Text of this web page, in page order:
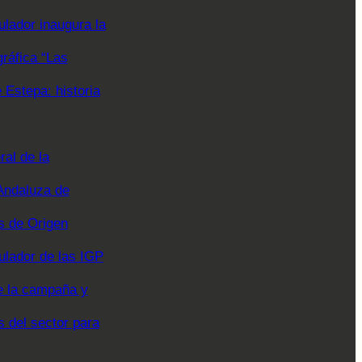
inaugura la
“Las
Estepa: historia
de la
de
de Origen
de las IGP
la campaña y
del sector para